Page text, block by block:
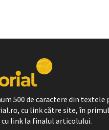
500 de caractere din
cu link către site, în
link la finalul articolului.